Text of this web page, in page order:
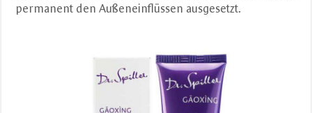
permanent den Außeneinflüssen ausgesetzt.